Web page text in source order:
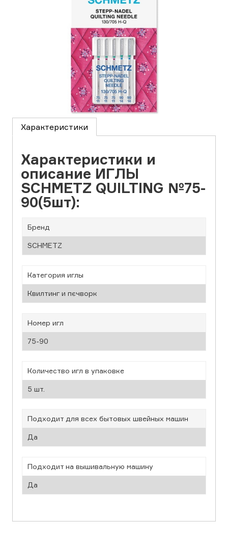
Характеристики
Характеристики и
описание ИГЛЫ
SCHMETZ QUILTING №75-
90(5шт):
Бренд
SCHMETZ
Категория иглы
Квилтинг и пєчворк
Номер игл
75-90
Количество игл в упаковке
5 шт.
Подходит для всех бытовых швейных машин
Да
Подходит на вышивальную машину
Да